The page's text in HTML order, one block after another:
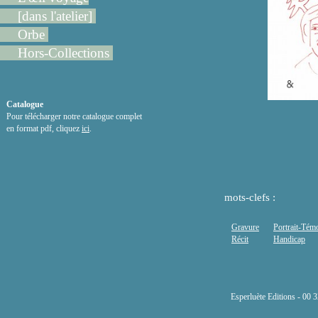
[dans l'atelier]
Orbe
Hors-Collections
Catalogue
Pour télécharger notre catalogue complet
en format pdf, cliquez ici
mots-clefs :
Gravure
Récit
Portrait-
Handicap
Esperluète Editions - 00